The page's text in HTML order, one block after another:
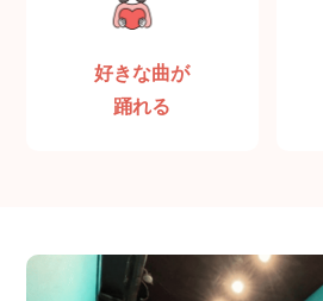
好きな曲が
踊れる